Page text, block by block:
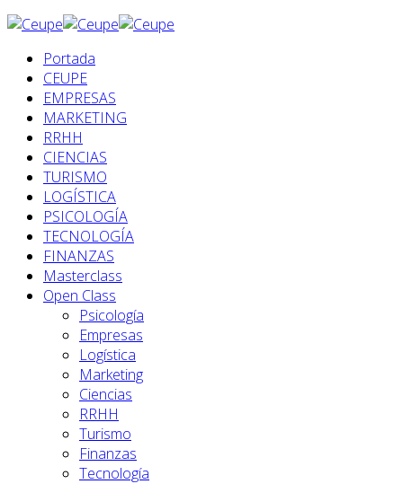
Portada
CEUPE
EMPRESAS
MARKETING
RRHH
CIENCIAS
TURISMO
LOGÍSTICA
PSICOLOGÍA
TECNOLOGÍA
FINANZAS
Masterclass
Open Class
Psicología
Empresas
Logística
Marketing
Ciencias
RRHH
Turismo
Finanzas
Tecnología